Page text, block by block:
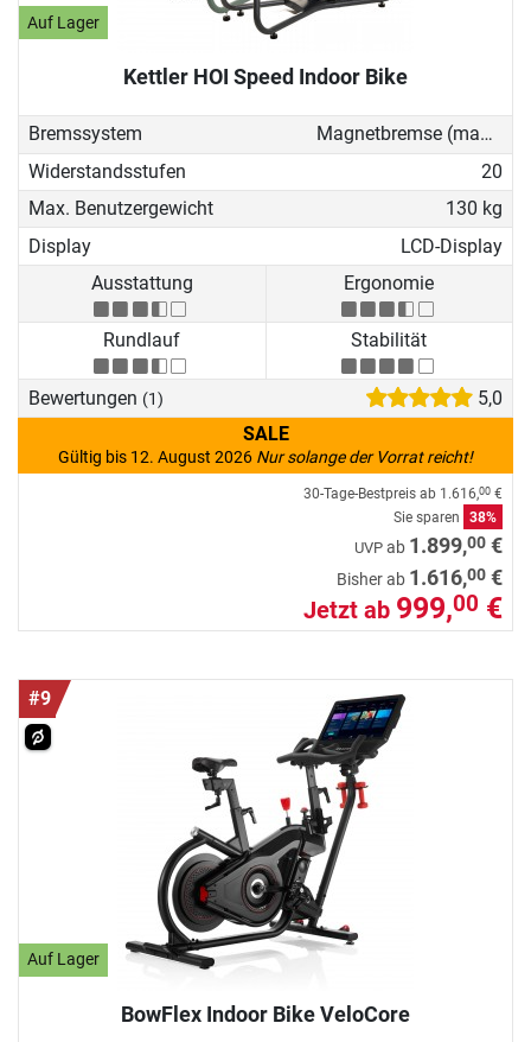
Auf Lager
Kettler HOI Speed Indoor Bike
Bremssystem
Magnetbremse (manuell)
Widerstandsstufen
20
Max. Benutzergewicht
130 kg
Display
LCD-Display
Ausstattung
Ergonomie
Rundlauf Stabilität
Bewertungen (1)
5,0
SALE
Gültig bis 12. August 2026 Nur solange der Vorrat reicht!
30-Tage-Bestpreis ab 1.616,00 €
Sie sparen
38%
UVP ab 1.899,00 €
Bisher ab 1.616,00 €
Jetzt ab 999,00 €
#9
Auf Lager
BowFlex Indoor Bike VeloCore